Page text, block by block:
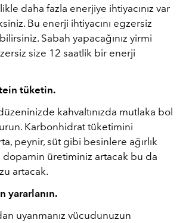
daha fazla enerjiye ihtiyacınız var
Bu enerji ihtiyacını egzersiz
Sabah yapacağınız yirmi
size 12 saatlik bir enerji
tüketin.
kahvaltınızda mutlaka bol
Karbonhidrat tüketimini
peynir, süt gibi besinlere ağırlık
dopamin üretiminiz artacak bu da
artacak.
yararlanın.
uyanmanız vücudunuzun